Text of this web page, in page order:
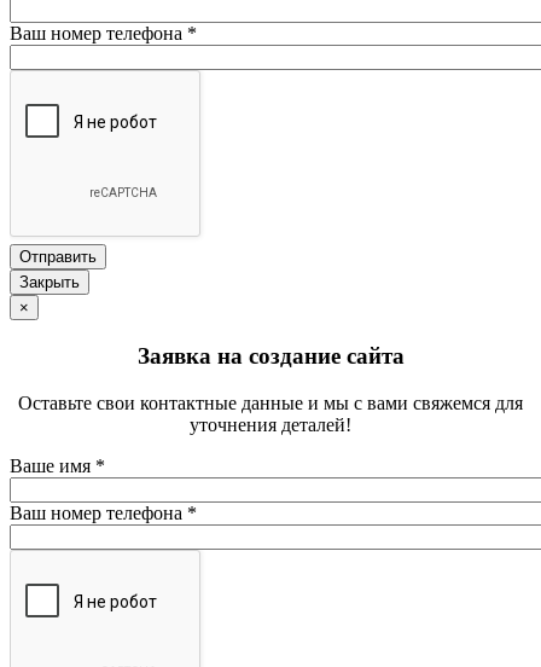
Ваш номер телефона *
Закрыть
×
Заявка на создание сайта
Оставьте свои контактные данные и мы с вами свяжемся для
уточнения деталей!
Ваше имя *
Ваш номер телефона *